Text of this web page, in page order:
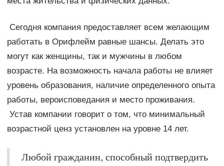
Сегодня компания предоставляет всем желающим
работать в Орифлейм равные шансы. Делать это
могут как женщины, так и мужчины в любом
возрасте. На возможность начала работы не влияет
уровень образования, наличие определенного опыта
работы, вероисповедания и место проживания.
Устав компании говорит о том, что минимальный
возрастной ценз установлен на уровне 14 лет.
Любой гражданин, способный подтвердить